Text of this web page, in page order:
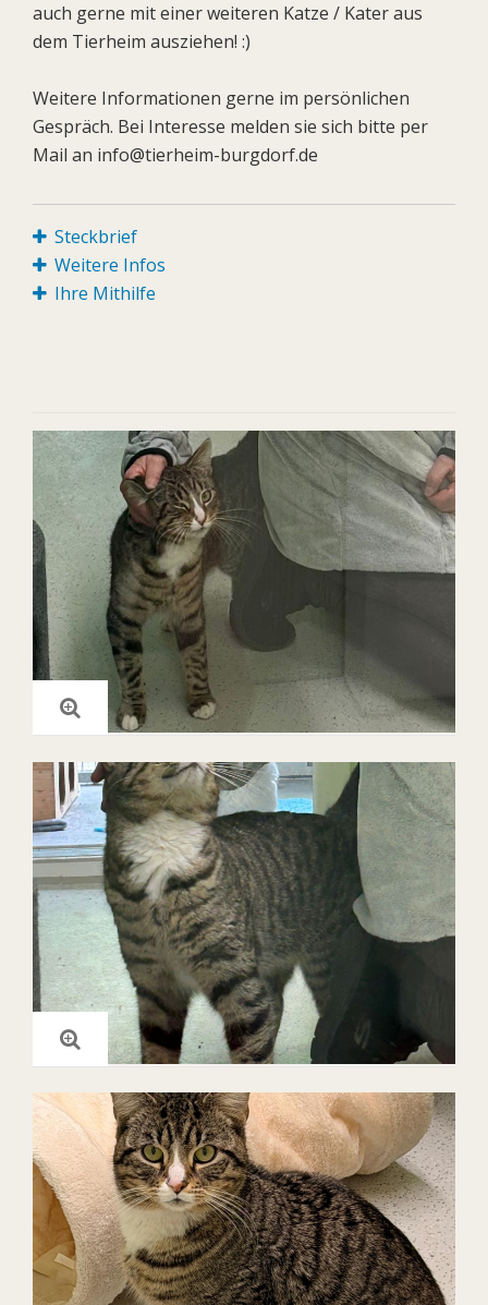
auch gerne mit einer weiteren Katze / Kater aus
dem Tierheim ausziehen! :)
Weitere Informationen gerne im persönlichen
Gespräch. Bei Interesse melden sie sich bitte per
Mail an info@tierheim-burgdorf.de
Steckbrief
Weitere Infos
Ihre Mithilfe